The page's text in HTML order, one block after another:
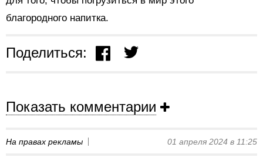
благородного напитка.
Поделиться:
Показать комментарии
На правах рекламы 01 апреля 2024 в 11:25